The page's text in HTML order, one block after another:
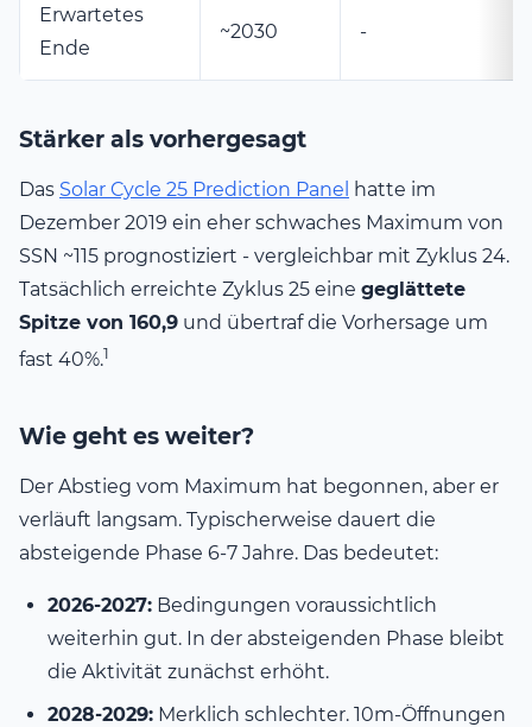
Erwartetes
Ende
~2030 -
Stärker als vorhergesagt
Das Solar Cycle 25 Prediction Panel hatte im
Dezember 2019 ein eher schwaches Maximum von
SSN ~115 prognostiziert - vergleichbar mit Zyklus 24.
Tatsächlich erreichte Zyklus 25 eine geglättete
Spitze von 160,9 und übertraf die Vorhersage um
fast 40%.1
Wie geht es weiter?
Der Abstieg vom Maximum hat begonnen, aber er
verläuft langsam. Typischerweise dauert die
absteigende Phase 6-7 Jahre. Das bedeutet:
2026-2027: Bedingungen voraussichtlich
weiterhin gut. In der absteigenden Phase bleibt
die Aktivität zunächst erhöht.
2028-2029: Merklich schlechter. 10m-Öffnungen